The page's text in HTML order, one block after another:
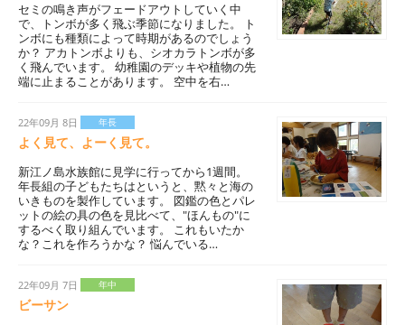
セミの鳴き声がフェードアウトしていく中
で、トンボが多く飛ぶ季節になりました。 ト
ンボにも種類によって時期があるのでしょう
か？ アカトンボよりも、シオカラトンボが多
く飛んでいます。 幼稚園のデッキや植物の先
端に止まることがあります。 空中を右…
22年09月 8日 年長
よく見て、よーく見て。
新江ノ島水族館に見学に行ってから1週間。
年長組の子どもたちはというと、黙々と海の
いきものを製作しています。 図鑑の色とパレ
ットの絵の具の色を見比べて、"ほんもの"に
するべく取り組んでいます。 これもいたか
な？これを作ろうかな？ 悩んでいる…
22年09月 7日 年中
ビーサン